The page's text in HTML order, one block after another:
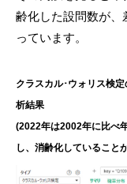
齢化した設問数が、
っています。
クラスカル･ウォリス検
析結果
(2022年は2002年に比べ
し、消齢化していること